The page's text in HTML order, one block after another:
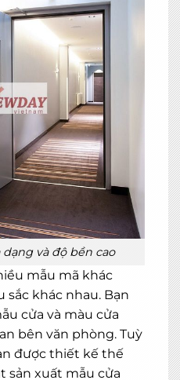
KẾ 3D, ĐO ĐẠC
NGAY
×
và độ bền cao
mẫu mã khác
khác nhau. Bạn
cửa và màu cửa
bên văn phòng. Tuỳ
được thiết kế thế
sản xuất mẫu cửa